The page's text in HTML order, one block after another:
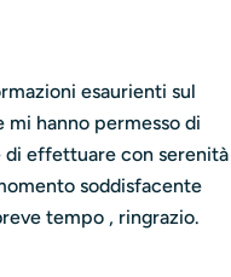
esaurienti sul
mi hanno permesso di
effettuare con serenità
soddisfacente
tempo , ringrazio.